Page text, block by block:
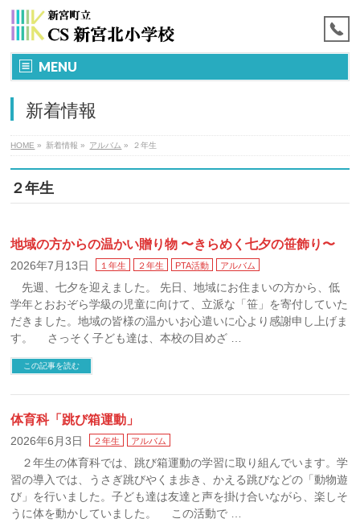
MENU
新着情報
HOME » 新着情報 » アルバム » ２年生
２年生
地域の方からの温かい贈り物 〜きらめく七夕の笹飾り〜
2026年7月13日 １年生 ２年生 PTA活動 アルバム
先週、七夕を迎えました。 先日、地域にお住まいの方から、低
学年とおおぞら学級の児童に向けて、立派な「笹」を寄付していた
だきました。地域の皆様の温かいお心遣いに心より感謝申し上げま
す。 さっそく子ども達は、本校の目めざ …
この記事を読む
体育科「跳び箱運動」
2026年6月3日 ２年生 アルバム
２年生の体育科では、跳び箱運動の学習に取り組んでいます。学
習の導入では、うさぎ跳びやくま歩き、かえる跳びなどの「動物遊
び」を行いました。子ども達は友達と声を掛け合いながら、楽しそ
うに体を動かしていました。 この活動で …